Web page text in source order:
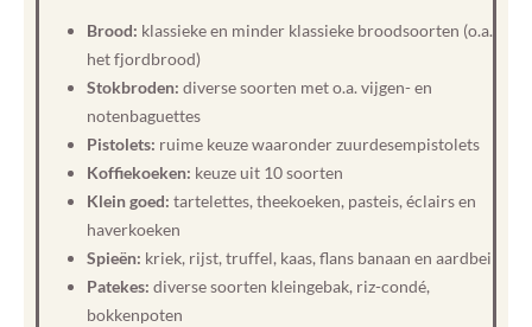
Brood: klassieke en minder klassieke broodsoorten (o.a.
het fjordbrood)
Stokbroden: diverse soorten met o.a. vijgen- en
notenbaguettes
Pistolets: ruime keuze waaronder zuurdesempistolets
Koffiekoeken: keuze uit 10 soorten
Klein goed: tartelettes, theekoeken, pasteis, éclairs en
haverkoeken
Spieën: kriek, rijst, truffel, kaas, flans banaan en aardbei
Patekes: diverse soorten kleingebak, riz-condé,
bokkenpoten